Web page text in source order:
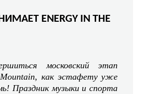
ENERGY IN THE
московский этап
как эстафету уже
Праздник музыки и спорта